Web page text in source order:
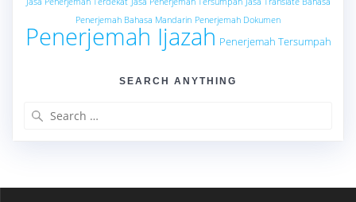
Penerjemah Bahasa Mandarin Penerjemah Dokumen
Penerjemah Ijazah Penerjemah Tersumpah
SEARCH ANYTHING